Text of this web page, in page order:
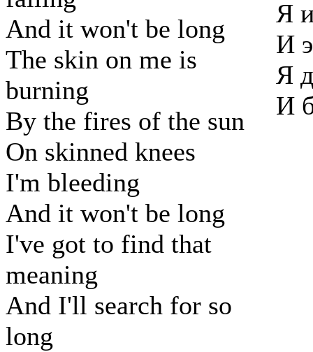
And it won't be long
The skin on me is
burning
By the fires of the sun
On skinned knees
I'm bleeding
And it won't be long
I've got to find that
meaning
And I'll search for so
long
Я
И
Я
И